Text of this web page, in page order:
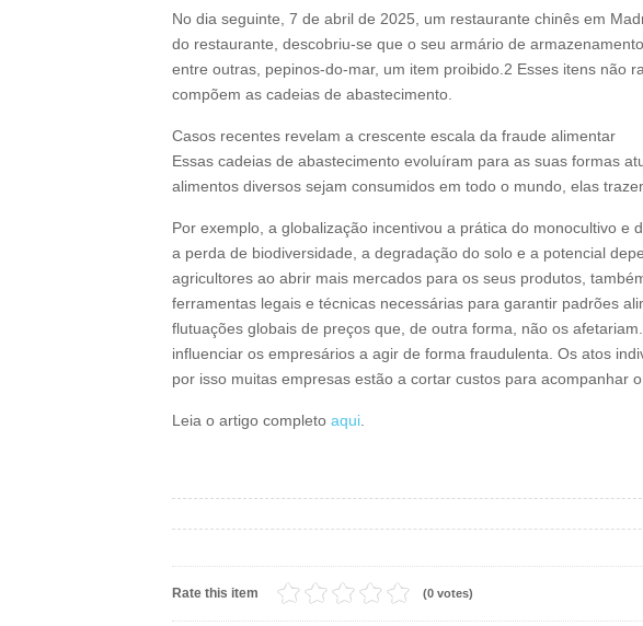
No dia seguinte, 7 de abril de 2025, um restaurante chinês em
do restaurante, descobriu-se que o seu armário de
entre outras, pepinos-do-mar, um item proibido.2 Esses itens não
compõem as cadeias de abastecimento.
Casos recentes revelam a crescente escala da fraude alimentar
Essas cadeias de abastecimento evoluíram para as suas formas
alimentos diversos sejam consumidos em todo o mundo, elas
Por exemplo, a globalização incentivou a prática do monocultivo
a perda de biodiversidade, a degradação do solo e a potencial
agricultores ao abrir mais mercados para os seus produtos,
ferramentas legais e técnicas necessárias para garantir padrões
flutuações globais de preços que, de outra forma, não os
influenciar os empresários a agir de forma fraudulenta. Os atos
por isso muitas empresas estão a cortar custos para acompanhar
Leia o artigo completo aqui
Rate this item (0 votes)